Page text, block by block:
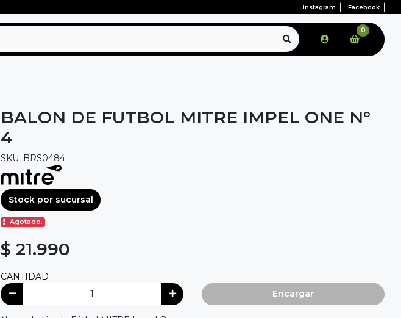
Instagram Facebook
0
BALON DE FUTBOL MITRE IMPEL ONE N°
4
SKU: BRS0484
Stock por sucursal
Agotado.
$ 21.990
CANTIDAD
Encargar